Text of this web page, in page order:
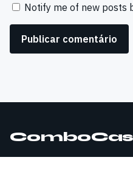
Notify me of new posts